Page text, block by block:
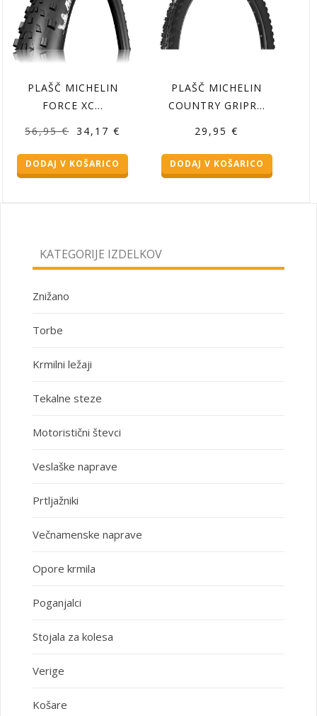
PLAŠČ MICHELIN
FORCE XC…
56,95€
Izvirna
je
34,17€
DODAJ V KOŠARICO
PLAŠČ MICHELIN
COUNTRY GRIPR…
29,95€
DODAJ V KOŠARICO
KATEGORIJE IZDELKOV
Znižano
Torbe
Krmilni ležaji
Tekalne steze
Motoristični števci
Veslaške naprave
Prtljažniki
Večnamenske naprave
Opore krmila
Poganjalci
Stojala za kolesa
Verige
Košare